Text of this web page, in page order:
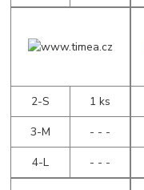
2-S
1 ks
3-M
- - -
4-L
- - -